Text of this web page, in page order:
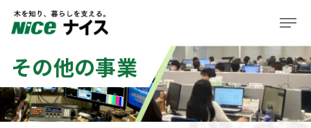
企業情報
事業紹介
その他の事業